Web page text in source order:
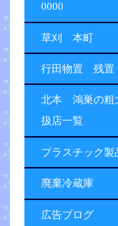
0000
草刈 本町
行田物置 残置
北本 鴻巣の粗
扱店一覧
プラスチック製
廃棄冷蔵庫
広告ブログ